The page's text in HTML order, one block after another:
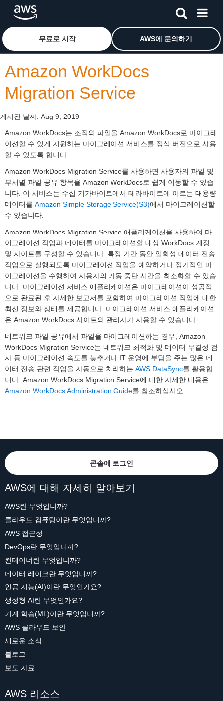
메인 콘텐츠로 건너뛰기Amazon Web Services 홈 페이지로 돌아가려면 여기를 클
무료로 시작 AWS에 문의하기
Amazon WorkDocs
Migration Service
게시된 날짜: Aug 9, 2019
Amazon WorkDocs는 조직의 파일을 Amazon WorkDocs로 마이그레
이션할 수 있게 지원하는 마이그레이션 서비스를 정식 버전으로 사용
할 수 있도록 합니다.
Amazon WorkDocs Migration Service를 사용하면 사용자의 파일 및
부서별 파일 공유 항목을 Amazon WorkDocs로 쉽게 이동할 수 있습
니다. 이 서비스는 수십 기가바이트에서 테라바이트에 이르는 대용량
데이터를 Amazon Simple Storage Service(S3)에서 마이그레이션할
수 있습니다.
Amazon WorkDocs Migration Service 애플리케이션을 사용하여 마
이그레이션 작업과 데이터를 마이그레이션할 대상 WorkDocs 계정
및 사이트를 구성할 수 있습니다. 특정 기간 동안 일회성 데이터 전송
작업으로 실행되도록 마이그레이션 작업을 예약하거나 정기적인 마
이그레이션을 수행하여 사용자의 가동 중단 시간을 최소화할 수 있습
니다. 마이그레이션 서비스 애플리케이션은 마이그레이션이 성공적
으로 완료된 후 자세한 보고서를 포함하여 마이그레이션 작업에 대한
최신 정보와 상태를 제공합니다. 마이그레이션 서비스 애플리케이션
은 Amazon WorkDocs 사이트의 관리자가 사용할 수 있습니다.
네트워크 파일 공유에서 파일을 마이그레이션하는 경우, Amazon
WorkDocs Migration Service는 네트워크 최적화 및 데이터 무결성 검
사 등 마이그레이션 속도를 늦추거나 IT 운영에 부담을 주는 많은 데
이터 전송 관련 작업을 자동으로 처리하는 AWS DataSync를 활용합
니다. Amazon WorkDocs Migration Service에 대한 자세한 내용은
Amazon WorkDocs Administration Guide를 참조하십시오.
콘솔에 로그인
AWS에 대해 자세히 알아보기
AWS란 무엇입니까?
클라우드 컴퓨팅이란 무엇입니까?
AWS 접근성
DevOps란 무엇입니까?
컨테이너란 무엇입니까?
데이터 레이크란 무엇입니까?
인공 지능(AI)이란 무엇인가요?
생성형 AI란 무엇인가요?
기계 학습(ML)이란 무엇입니까?
AWS 클라우드 보안
새로운 소식
블로그
보도 자료
AWS 리소스